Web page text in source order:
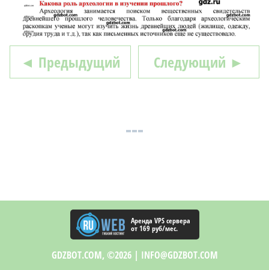
◄ Предыдущий Следующий ►
Аренда VPS сервера
от 169 руб/мес.
GDZBOT.COM, ©2026 | INFO@GDZBOT.COM